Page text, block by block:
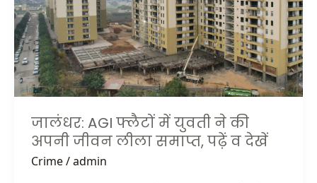
जालंधर: AGI फ्लैटों में युवती ने की
अपनी जीवन लीला समाप्त, पढ़ें व देखें
Crime/admin
की
अपनी
जीवन
लीला
समाप्त,
पढ़ें
देखें